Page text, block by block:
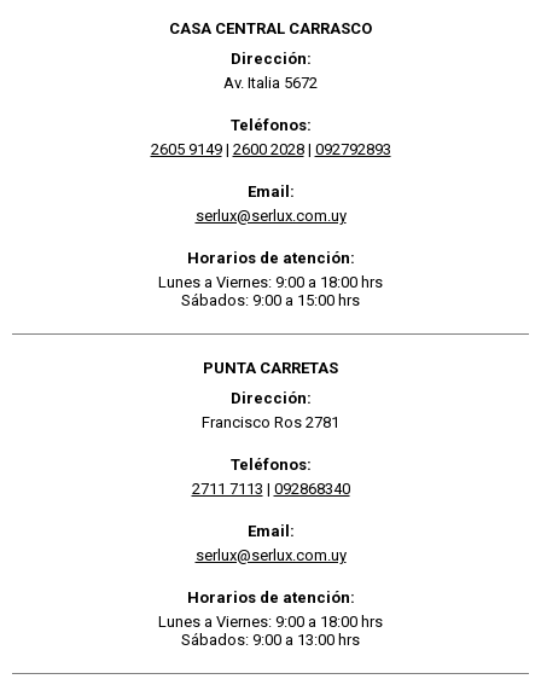
CASA CENTRAL CARRASCO
Dirección:
Av. Italia 5672
Teléfonos:
2605 9149| 2600 2028| 092792893
Email:
serlux@serlux.com.uy
Horarios de atención:
Lunes a Viernes: 9:00 a 18:00 hrs
Sábados: 9:00 a 15:00 hrs
PUNTA CARRETAS
Dirección:
Francisco Ros 2781
Teléfonos:
2711 7113 | 092868340
Email:
serlux@serlux.com.uy
Horarios de atención:
Lunes a Viernes: 9:00 a 18:00 hrs
Sábados: 9:00 a 13:00 hrs